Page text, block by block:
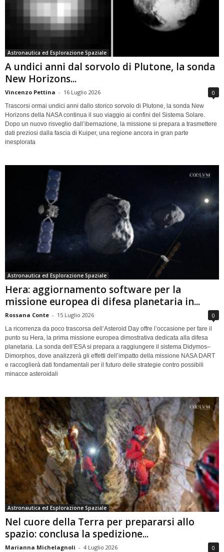
Astronautica ed Esplorazione Spaziale
A undici anni dal sorvolo di Plutone, la sonda
New Horizons...
Vincenzo Pettina - 16 Luglio 2026 0
Trascorsi ormai undici anni dallo storico sorvolo di Plutone, la sonda New
Horizons della NASA continua il suo viaggio ai confini del Sistema Solare.
Dopo un nuovo risveglio dall’ibernazione, la missione si prepara a trasmettere
dati preziosi dalla fascia di Kuiper, una regione ancora in gran parte
inesplorata
Astronautica ed Esplorazione Spaziale
Hera: aggiornamento software per la
missione europea di difesa planetaria in...
Rossana Conte - 15 Luglio 2026 0
La ricorrenza da poco trascorsa dell’Asteroid Day offre l’occasione per fare il
punto su Hera, la prima missione europea dimostrativa dedicata alla difesa
planetaria. La sonda dell’ESA si prepara a raggiungere il sistema Didymos–
Dimorphos, dove analizzerà gli effetti dell’impatto della missione NASA DART
e raccoglierà dati fondamentali per il futuro delle strategie contro possibili
minacce asteroidali
Astronautica ed Esplorazione Spaziale
Nel cuore della Terra per prepararsi allo
spazio: conclusa la spedizione...
Marianna Michelagnoli - 4 Luglio 2026 0